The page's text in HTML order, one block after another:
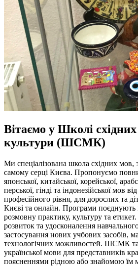
Вітаємо у Школі
культури (ШСМК)
Ми спеціалізована школа східних мов,
самому серці Києва. Пропонуємо
японської, китайської, корейської,
перської, гінді та індонезійської мов
професійного рівня, для дорослих та
Києві та онлайн. Програми поєднують
розмовну практику, культуру та
розвиток та удосконалення
застосування нових учбових засобів,
технологічних можливостей. ШСМК
української мови для представників
поясненнями рідною або знайомою їм